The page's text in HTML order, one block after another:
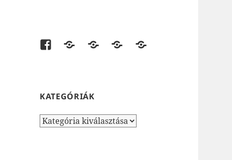
Facebookshop.modell.hu
AirsoftOne.hu
JátékNet.huJátékBolt.hu
KATEGÓRIÁK
Kategóriák